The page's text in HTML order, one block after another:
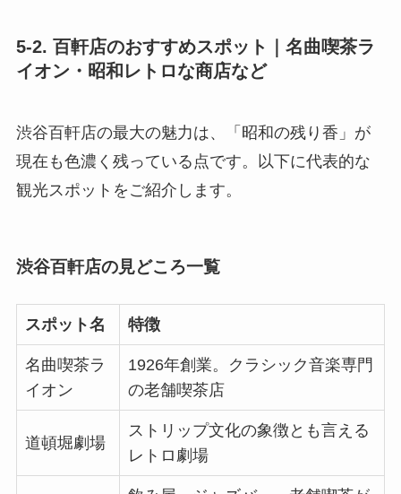
5-2. 百軒店のおすすめスポット｜名曲喫茶ラ
イオン・昭和レトロな商店など
渋谷百軒店の最大の魅力は、「昭和の残り香」が
現在も色濃く残っている点です。以下に代表的な
観光スポットをご紹介します。
渋谷百軒店の見どころ一覧
スポット名 特徴
名曲喫茶ラ
イオン
1926年創業。クラシック音楽専門
の老舗喫茶店
道頓堀劇場
ストリップ文化の象徴とも言える
レトロ劇場